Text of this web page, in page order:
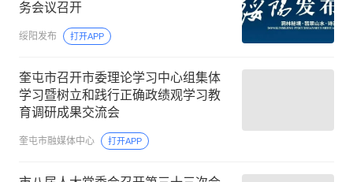
务会议召开
绥阳发布 打开APP
奎屯市召开市委理论学习中心组集体
学习暨树立和践行正确政绩观学习教
育调研成果交流会
奎屯市融媒体中心 打开APP